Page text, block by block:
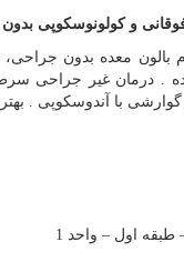
و کولونوسکوپی
بالون معده بدون
. درمان غیر جراحی
گوارشی با آندوسکوپی .